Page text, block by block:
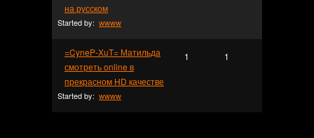
на русском
Started by: wwww
=CyneP-XuT= Матильда
смотреть online в
прекрасном HD качестве
Started by: wwww
1 1